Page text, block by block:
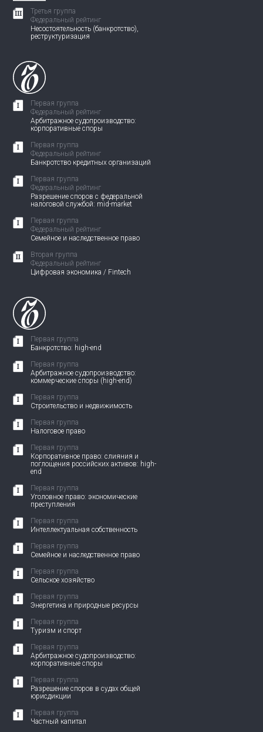
Третья группа
Федеральный рейтинг
Несостоятельность (банкротство),
реструктуризация
Первая группа
Федеральный рейтинг
Арбитражное судопроизводство:
корпоративные споры
Первая группа
Федеральный рейтинг
Банкротство кредитных организаций
Первая группа
Федеральный рейтинг
Разрешение споров с федеральной
налоговой службой: mid-market
Первая группа
Федеральный рейтинг
Семейное и наследственное право
Вторая группа
Федеральный рейтинг
Цифровая экономика / Fintech
Первая группа
Банкротство: high-end
Первая группа
Арбитражное судопроизводство:
коммерческие споры (high-end)
Первая группа
Строительство и недвижимость
Первая группа
Налоговое право
Первая группа
Корпоративное право: слияния и
поглощения российских активов: high-
end
Первая группа
Уголовное право: экономические
преступления
Первая группа
Интеллектуальная собственность
Первая группа
Семейное и наследственное право
Первая группа
Сельское хозяйство
Первая группа
Энергетика и природные ресурсы
Первая группа
Туризм и спорт
Первая группа
Арбитражное судопроизводство:
корпоративные споры
Первая группа
Разрешение споров в судах общей
юрисдикции
Первая группа
Частный капитал